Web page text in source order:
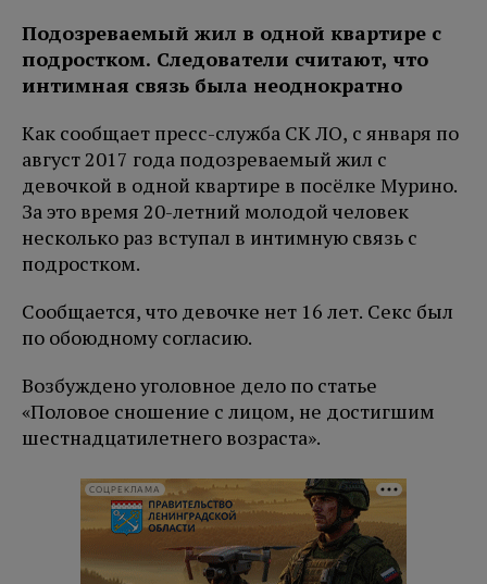
Подозреваемый жил в одной квартире с
подростком. Следователи считают, что
интимная связь была неоднократно
Как сообщает пресс-служба СК ЛО, с января по
август 2017 года подозреваемый жил с
девочкой в одной квартире в посёлке Мурино.
За это время 20-летний молодой человек
несколько раз вступал в интимную связь с
подростком.
Сообщается, что девочке нет 16 лет. Секс был
по обоюдному согласию.
Возбуждено уголовное дело по статье
«Половое сношение с лицом, не достигшим
шестнадцатилетнего возраста».
СОЦРЕКЛАМА